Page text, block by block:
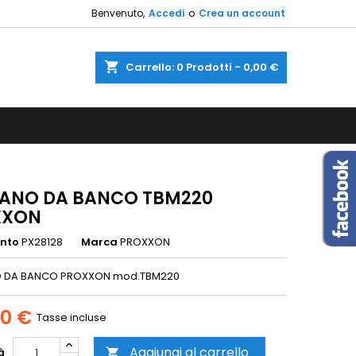
Benvenuto, Accedi o Crea un account
shopping_cart Carrello: 0 Prodotti - 0,00 €
DA BANCO TBM220
PX28128 Marca PROXXON
DA BANCO PROXXON mod.TBM220
€ Tasse incluse
